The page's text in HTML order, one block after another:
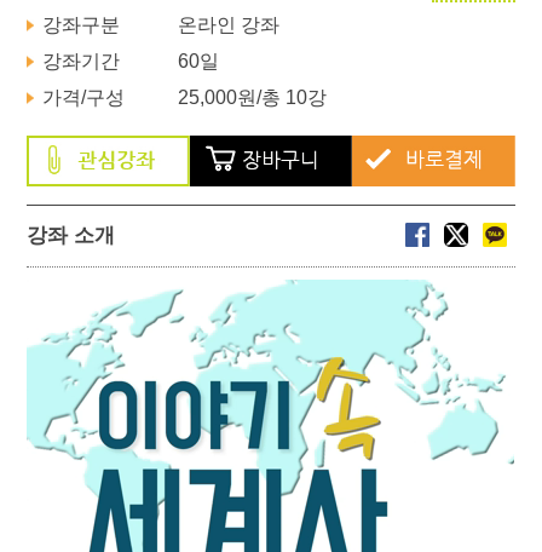
강좌구분
온라인 강좌
강좌기간
60일
가격/구성
25,000원/총 10강
강좌 소개